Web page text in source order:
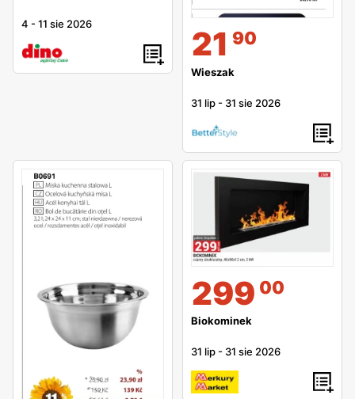
4 -11 sie 2026
21 90
Wieszak
31 lip - 31 sie 2026
299 00
Biokominek
31 lip - 31 sie 2026